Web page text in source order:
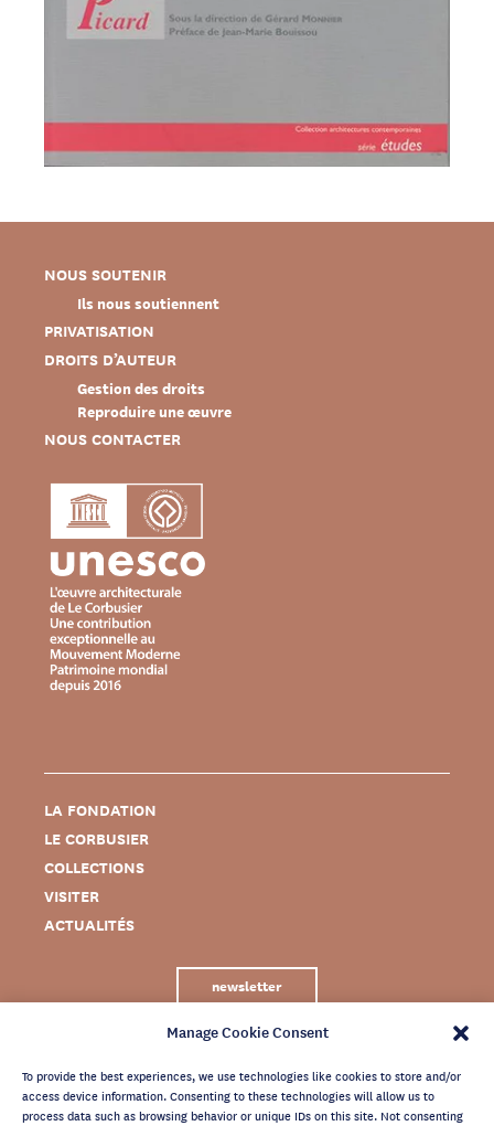
Manage Cookie Consent
To provide the best experiences, we use technologies like cookies to store and/or
access device information. Consenting to these technologies will allow us to
process data such as browsing behavior or unique IDs on this site. Not consenting
NOUS SOUTENIR
Ils nous soutiennent
PRIVATISATION
DROITS D’AUTEUR
Gestion des droits
Reproduire une œuvre
NOUS CONTACTER
LA FONDATION
LE CORBUSIER
COLLECTIONS
VISITER
ACTUALITÉS
newsletter